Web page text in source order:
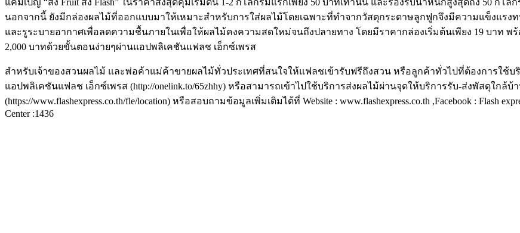
นอกจากนี้ ยังมีกล่องผลไม้ที่ออกแบบมาให้เหมาะสำหรับการใส่ผลไม้โดยเฉพาะที่ทำจากวัสดุกระดาษลูกฟูกจึงมีความแข็งแร
และรูระบายอากาศเพื่อลดความชื้นภายในเพื่อให้ผลไม้คงความสดใหม่จนถึงปลายทาง โดยมีราคากล่องเริ่มต้นเพียง 19 บาท
2,000 บาทด้วยขั้นตอนง่ายๆผ่านแอปพลิเคชันแฟลช เอ็กซ์เพรส
สำหรับเจ้าของสวนผลไม้ และพ่อค้าแม่ค้าขายผลไม้ทั่วประเทศที่สนใจให้แฟลชเข้ารับฟรีถึงสวน หรือลูกค้าทั่วไปที่ต้องการใช้บ
แอปพลิเคชันแฟลช เอ็กซ์เพรส (http://onelink.to/65zhhy) หรือสามารถเข้าไปใช้บริการส่งผลไม้ผ่านจุดให้บริการรับ-ส่งพัสดุใกล้บ้
(https://www.flashexpress.co.th/fle/location) หรือสอบถามข้อมูลเพิ่มเติมได้ที่ Website : www.flashexpress.co.th ,Facebook : Flash
Center :1436